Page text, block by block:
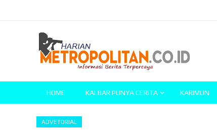
HOME KALBAR PUNYA CERITA KARIMUN
ADVETORIAL